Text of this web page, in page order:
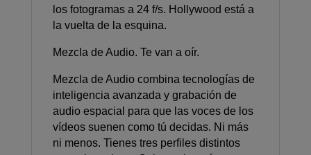
los fotogramas a 24 f/s. Hollywood está a
la vuelta de la esquina.
Mezcla de Audio. Te van a oír.
Mezcla de Audio combina tecnologías de
inteligencia avanzada y grabación de
audio espacial para que las voces de los
vídeos suenen como tú decidas. Ni más
ni menos. Tienes tres perfiles distintos